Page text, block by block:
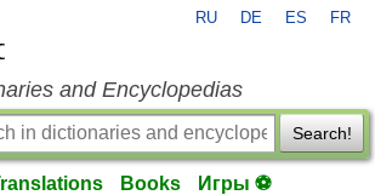
RU DE ES FR
and Encyclopedias
Search!
Books Игры ⚽